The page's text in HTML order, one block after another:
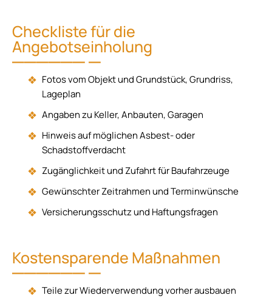
Checkliste für die
Angebotseinholung
Fotos vom Objekt und Grundstück, Grundriss,
Lageplan
Angaben zu Keller, Anbauten, Garagen
Hinweis auf möglichen Asbest- oder
Schadstoffverdacht
Zugänglichkeit und Zufahrt für Baufahrzeuge
Gewünschter Zeitrahmen und Terminwünsche
Versicherungsschutz und Haftungsfragen
Kostensparende Maßnahmen
Teile zur Wiederverwendung vorher ausbauen